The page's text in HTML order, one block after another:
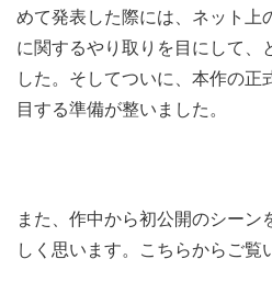
めて発表した際には、ネット上
に関するやり取りを目にして、
した。そしてついに、本作の正
目する準備が整いました。
また、作中から初公開のシー
しく思います。こちらからご覧